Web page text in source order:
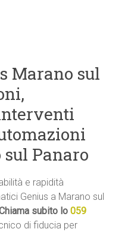
Marano sul
sul Panaro
e rapidità
Genius a Marano sul
subito lo059
di fiducia per